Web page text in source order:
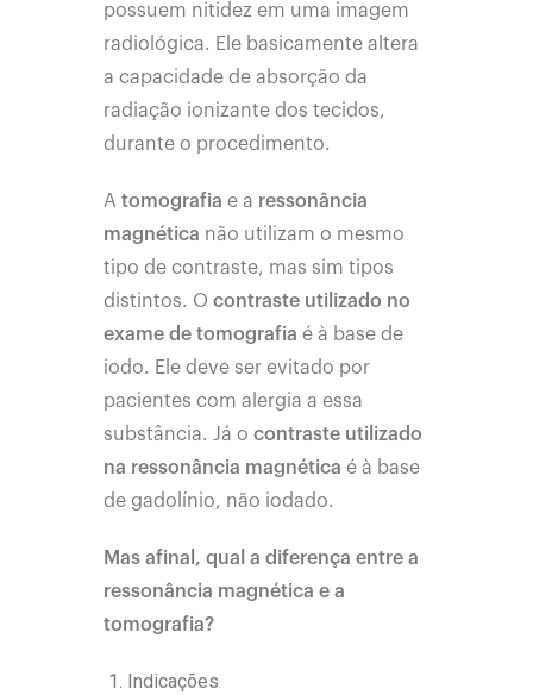
possuem nitidez em uma imagem
radiológica. Ele basicamente altera
a capacidade de absorção da
radiação ionizante dos tecidos,
durante o procedimento.
A tomografiae a ressonância
magnética não utilizam o mesmo
tipo de contraste, mas sim tipos
distintos. Ocontraste utilizado no
exame de tomografia é à base de
iodo. Ele deve ser evitado por
pacientes com alergia a essa
substância. Já ocontraste utilizado
na ressonância magnética é à base
de gadolínio, não iodado.
Mas afinal, qual a diferença entre a
ressonância magnética e a
tomografia?
Indicações